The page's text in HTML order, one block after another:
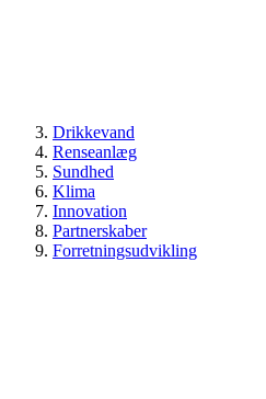
Drikkevand
Renseanlæg
Sundhed
Klima
Innovation
Partnerskaber
Forretningsudvikling